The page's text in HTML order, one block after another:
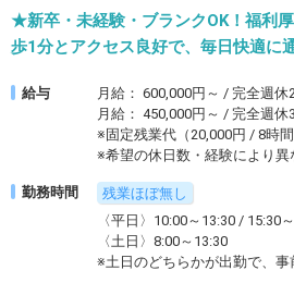
★新卒・未経験・ブランクOK！福利
歩1分とアクセス良好で、毎日快適に
給与
月給： 600,000円～ / 完全週休
月給： 450,000円～ / 完全週休
※固定残業代（20,000円 / 8時
※希望の休日数・経験により異
勤務時間
残業ほぼ無し
〈平日〉10:00～13:30 / 15:30
〈土日〉8:00～13:30
※土日のどちらかが出勤で、